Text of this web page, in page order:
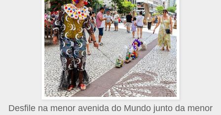
Desfile na menor avenida do Mundo junto da menor